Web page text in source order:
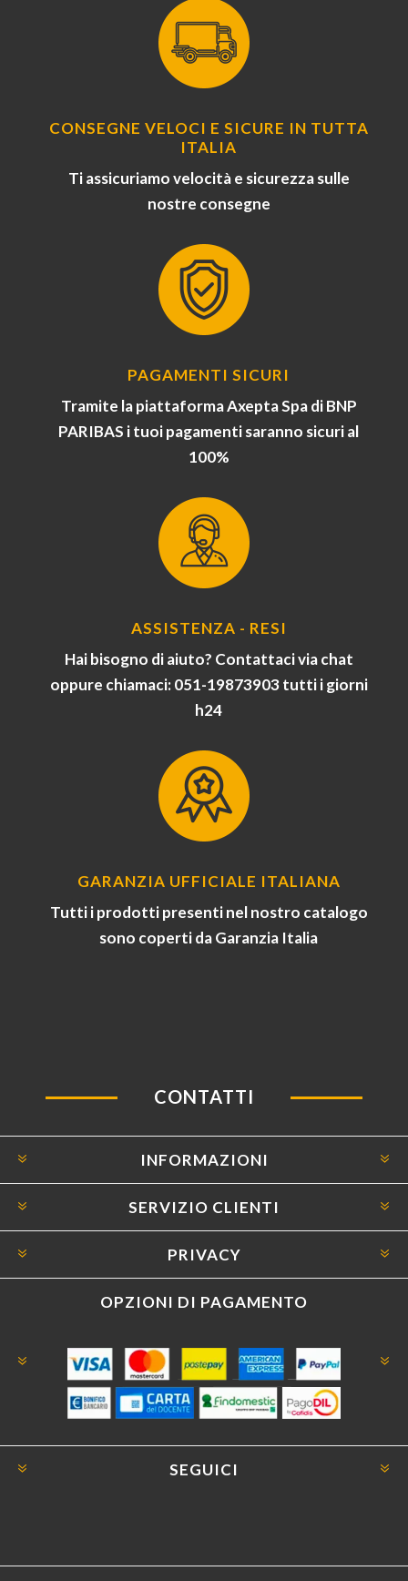
CONSEGNE VELOCI E SICURE IN TUTTA
ITALIA
Ti assicuriamo velocità e sicurezza sulle
nostre consegne
PAGAMENTI SICURI
Tramite la piattaforma Axepta Spa di BNP
PARIBAS i tuoi pagamenti saranno sicuri al
100%
ASSISTENZA - RESI
Hai bisogno di aiuto? Contattaci via chat
oppure chiamaci: 051-19873903 tutti i giorni
h24
GARANZIA UFFICIALE ITALIANA
Tutti i prodotti presenti nel nostro catalogo
sono coperti da Garanzia Italia
CONTATTI
INFORMAZIONI
SERVIZIO CLIENTI
PRIVACY
OPZIONI DI PAGAMENTO
SEGUICI